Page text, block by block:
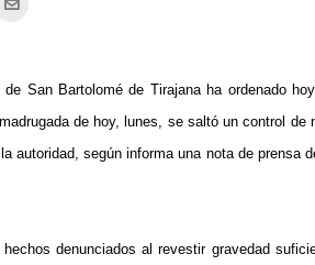
San Bartolomé de Tirajana ha ordenado
de hoy, lunes, se saltó un control de
autoridad, según informa una nota de prensa
denunciados al revestir gravedad